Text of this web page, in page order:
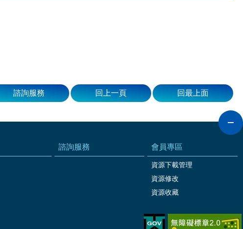
諮詢服務 回上一頁 回最上面
諮詢服務 會員專區
資源下載管理
資源修改
資源收藏